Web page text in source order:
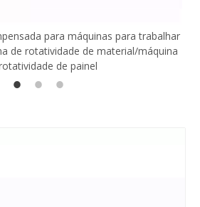
para máquinas para trabalhar
de rotatividade de material/máquina
de painel